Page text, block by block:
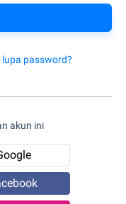
lupa password?
akun ini